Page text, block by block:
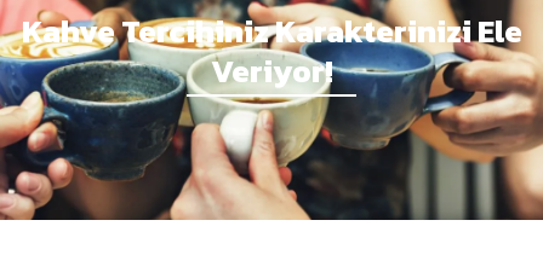
Kahve Tercihiniz Karakterinizi Ele
Veriyor!